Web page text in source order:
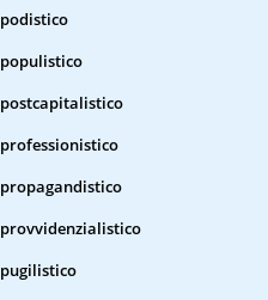
podistico
populistico
postcapitalistico
professionistico
propagandistico
provvidenzialistico
pugilistico